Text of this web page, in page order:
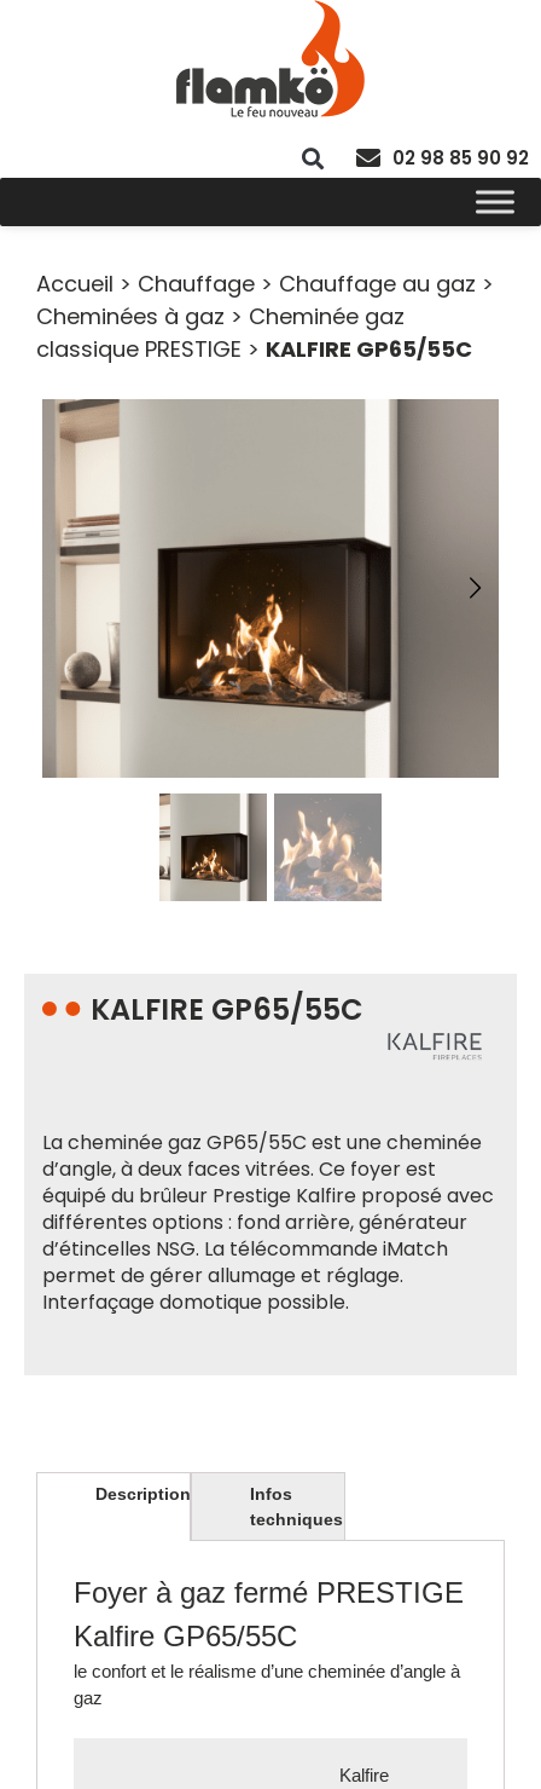
02 98 85 90 92
Accueil > Chauffage > Chauffage au gaz >
Cheminées à gaz > Cheminée gaz
classique PRESTIGE > KALFIRE GP65/55C
KALFIRE GP65/55C
La cheminée gaz GP65/55C est une cheminée
d’angle, à deux faces vitrées. Ce foyer est
équipé du brûleur Prestige Kalfire proposé avec
différentes options : fond arrière, générateur
d’étincelles NSG. La télécommande iMatch
permet de gérer allumage et réglage.
Interfaçage domotique possible.
Description
Infos
techniques
Foyer à gaz fermé PRESTIGE
Kalfire GP65/55C
le confort et le réalisme d’une cheminée d’angle à
gaz
Kalfire